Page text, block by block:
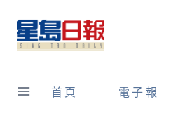
content
首頁 電子報